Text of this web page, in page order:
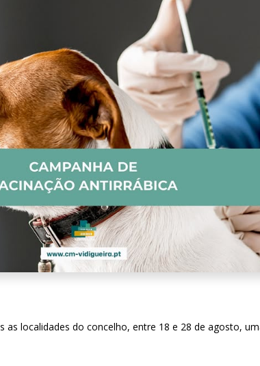
localidades do concelho, entre 18 e 28 de agosto,